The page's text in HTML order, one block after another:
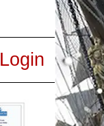
Login